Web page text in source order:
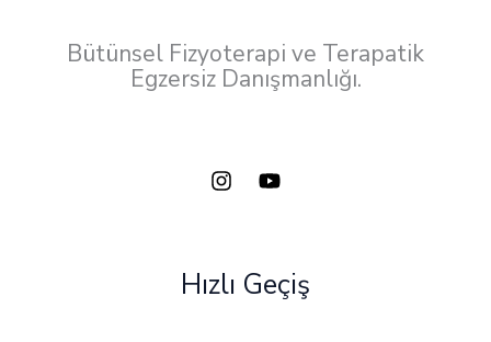
Bütünsel Fizyoterapi ve Terapatik
Egzersiz Danışmanlığı.
Hızlı Geçiş